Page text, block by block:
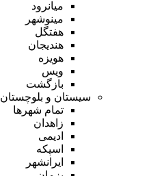
میانرود
مینوشهر
هفتگل
هندیجان
هویزه
ویس
بازگشت
سیستان و بلوچستان
تمام شهر‌ها
زاهدان
ادیمی
اسپکه
ایرانشهر